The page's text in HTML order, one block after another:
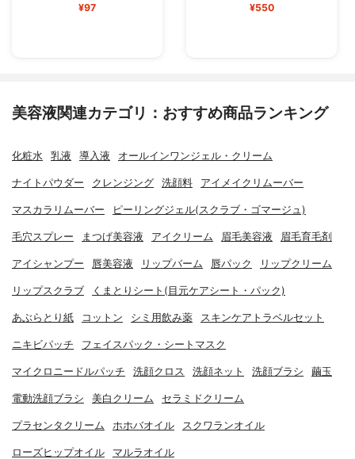
¥97 ¥550
美容液関連カテゴリ：おすすめ商品ランキング
化粧水 乳液 導入液 オールインワンジェル・クリーム
ナイトパウダー クレンジング 洗顔料 アイメイクリムーバー
マスカラリムーバー ピーリングジェル(スクラブ・ゴマージュ)
毛穴スプレー まつげ美容液 アイクリーム 眉毛美容液 眉毛育毛剤
アイシャンプー 唇美容液 リップバーム 唇パック リップクリーム
リップスクラブ くまとりシート(目元ケアシート・パック)
あぶらとり紙 コットン シミ用飲み薬 スキンケアトラベルセット
ニキビパッチ フェイスパック・シートマスク
マイクロニードルパッチ 洗顔クロス 洗顔ネット 洗顔ブラシ 繭玉
電動洗顔ブラシ 美白クリーム セラミドクリーム
プラセンタクリーム ホホバオイル スクワランオイル
ローズヒップオイル マルラオイル